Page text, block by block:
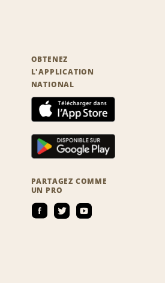
OBTENEZ
L'APPLICATION
NATIONAL
PARTAGEZ COMME
UN PRO